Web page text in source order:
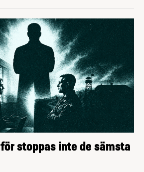
stoppas inte de sämsta